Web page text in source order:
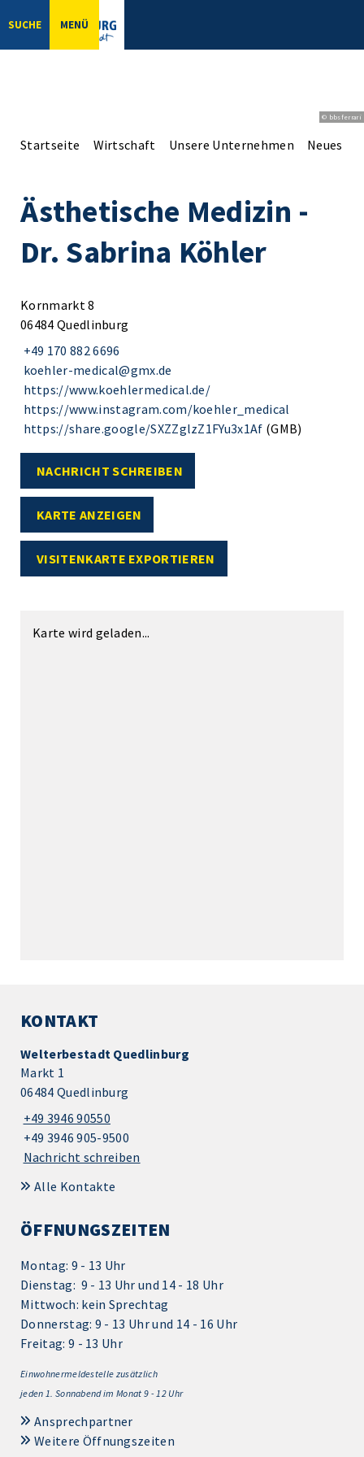
SUCHE MENÜ
© bbsferrari
Startseite Wirtschaft Unsere Unternehmen Neues
Ästhetische Medizin -
Dr. Sabrina Köhler
Kornmarkt 8
06484 Quedlinburg
+49 170 882 6696
koehler-medical@gmx.de
https://www.koehlermedical.de/
https://www.instagram.com/koehler_medical
https://share.google/SXZZglzZ1FYu3x1Af (GMB)
NACHRICHT SCHREIBEN
KARTE ANZEIGEN
VISITENKARTE EXPORTIEREN
Karte wird geladen...
KONTAKT
Welterbestadt Quedlinburg
Markt 1
06484 Quedlinburg
+49 3946 90550
+49 3946 905-9500
Nachricht schreiben
Alle Kontakte
ÖFFNUNGSZEITEN
Montag: 9 - 13 Uhr
Dienstag: 9 - 13 Uhr und 14 - 18 Uhr
Mittwoch: kein Sprechtag
Donnerstag: 9 - 13 Uhr und 14 - 16 Uhr
Freitag: 9 - 13 Uhr
Einwohnermeldestelle zusätzlich
jeden 1. Sonnabend im Monat 9 - 12 Uhr
Ansprechpartner
Weitere Öffnungszeiten